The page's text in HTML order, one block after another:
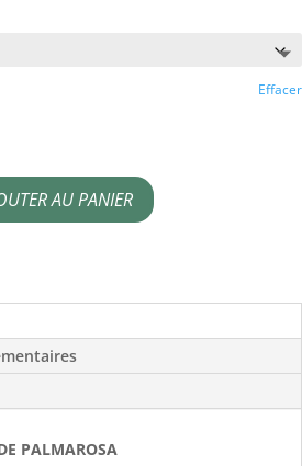
Effacer
AU PANIER
PALMAROSA